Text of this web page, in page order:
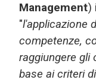
Management)
"l'applicazione
competenze,
raggiungere gli
base ai criteri